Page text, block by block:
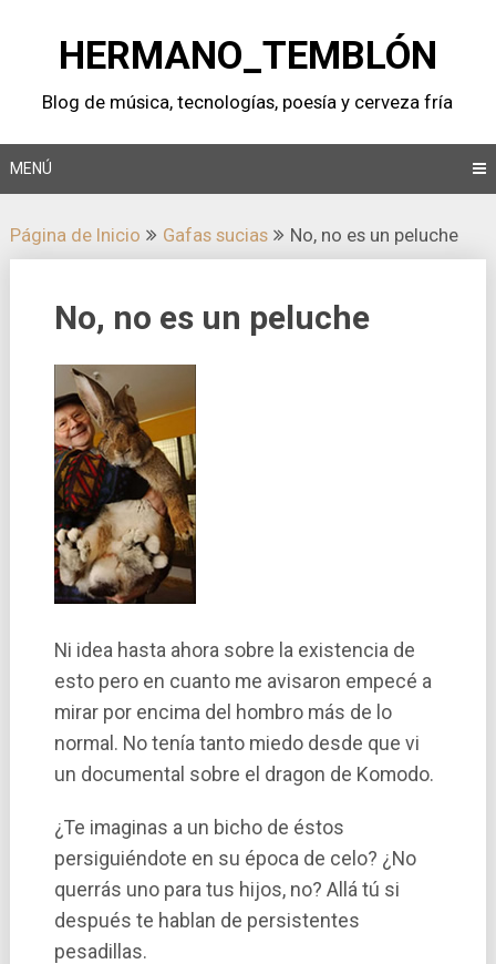
contenidoHERMANO_TEMBLÓN
Blog de música, tecnologí­as, poesí­a y cerveza frí­a
MENÚ
Página de Inicio Gafas sucias No, no es un peluche
No, no es un peluche
Ni idea hasta ahora sobre la existencia de
esto pero en cuanto me avisaron empecé a
mirar por encima del hombro más de lo
normal. No tení­a tanto miedo desde que vi
un documental sobre el dragon de Komodo.
¿Te imaginas a un bicho de éstos
persiguiéndote en su época de celo? ¿No
querrás uno para tus hijos, no? Allá tú si
después te hablan de persistentes
pesadillas.